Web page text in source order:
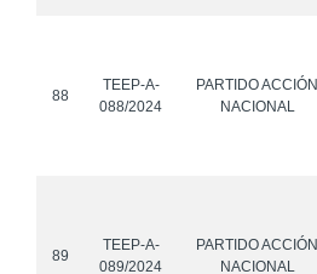
88
TEEP-A-
088/2024
PARTIDO ACCIÓN
NACIONAL
89
TEEP-A-
089/2024
PARTIDO ACCIÓN
NACIONAL